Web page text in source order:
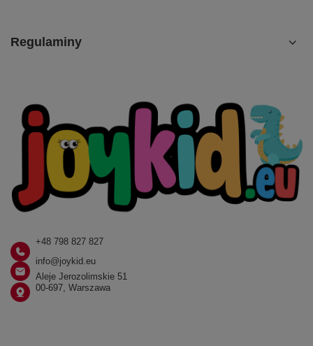
Regulaminy
+48 798 827 827
info@joykid.eu
Aleje Jerozolimskie 51
00-697, Warszawa